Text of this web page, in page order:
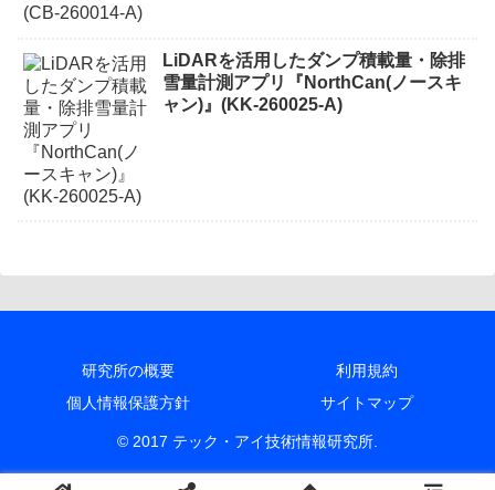
LiDARを活用したダンプ積載量・除排
雪量計測アプリ『NorthCan(ノースキ
ャン)』(KK-260025-A)
研究所の概要
利用規約
個人情報保護方針
サイトマップ
© 2017 テック・アイ技術情報研究所.